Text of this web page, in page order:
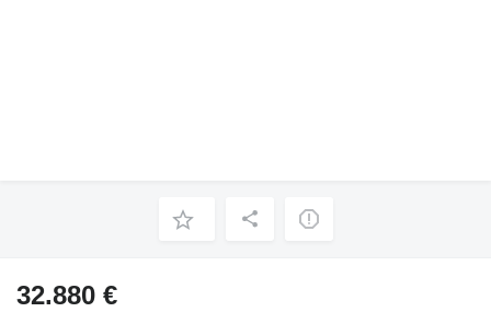
32.880 €